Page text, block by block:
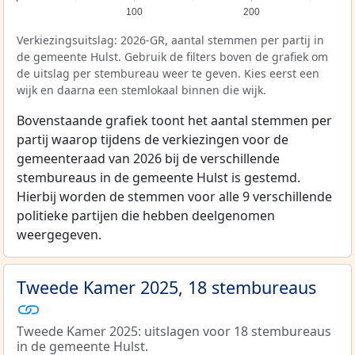
100 200
Verkiezingsuitslag: 2026-GR, aantal stemmen per partij in
de gemeente Hulst. Gebruik de filters boven de grafiek om
de uitslag per stembureau weer te geven. Kies eerst een
wijk en daarna een stemlokaal binnen die wijk.
Bovenstaande grafiek toont het aantal stemmen per
partij waarop tijdens de verkiezingen voor de
gemeenteraad van 2026 bij de verschillende
stembureaus in de gemeente Hulst is gestemd.
Hierbij worden de stemmen voor alle 9 verschillende
politieke partijen die hebben deelgenomen
weergegeven.
Tweede Kamer 2025, 18 stembureaus
Tweede Kamer 2025: uitslagen voor 18 stembureaus
in de gemeente Hulst.